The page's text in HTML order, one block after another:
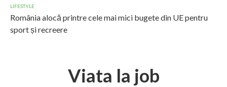
LIFESTYLE
România alocă printre cele mai mici bugete din UE pentru
sport și recreere
Viata la job